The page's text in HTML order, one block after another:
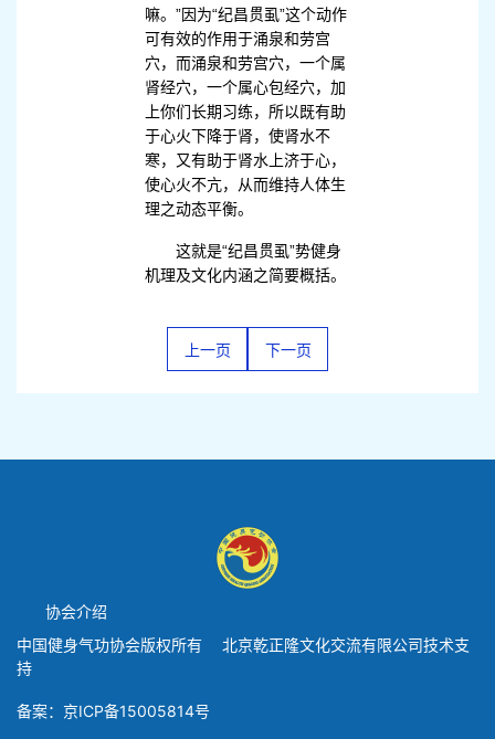
嘛。”因为“纪昌贯虱”这个动作
可有效的作用于涌泉和劳宫
穴，而涌泉和劳宫穴，一个属
肾经穴，一个属心包经穴，加
上你们长期习练，所以既有助
于心火下降于肾，使肾水不
寒，又有助于肾水上济于心，
使心火不亢，从而维持人体生
理之动态平衡。
这就是“纪昌贯虱”势健身
机理及文化内涵之简要概括。
上一页 下一页
协会介绍
中国健身气功协会版权所有 北京乾正隆文化交流有限公司技术支
持
备案：京ICP备15005814号